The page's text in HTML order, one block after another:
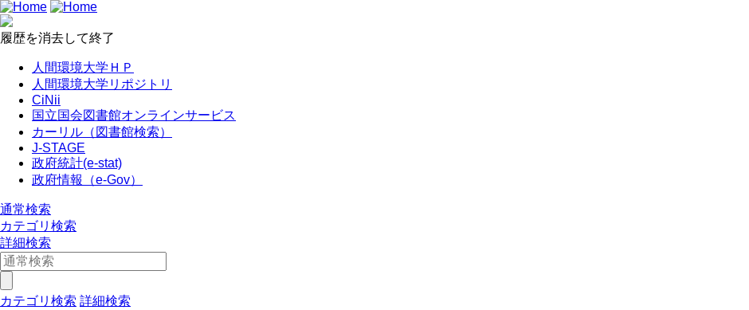
履歴を消去して終了
人間環境大学ＨＰ
人間環境大学リポジトリ
CiNii
国立国会図書館オンラインサービス
カーリル（図書館検索）
J-STAGE
政府統計(e-stat)
政府情報（e-Gov）
通常検索
カテゴリ検索
詳細検索
カテゴリ検索 詳細検索